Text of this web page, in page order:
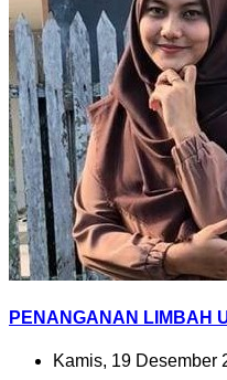
PENANGANAN LIMBAH
Kamis, 19 Desember